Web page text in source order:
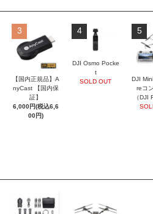
3
【国内正規品】A
nyCast 【国内保
証】
6,000円(税込6,6
00円)
4
DJI Osmo Pocke
t
SOLD OUT
5
DJI
reコ
（DJI